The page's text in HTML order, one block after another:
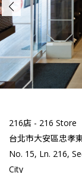
216店 - 216 Store
台北市大安區忠孝
No. 15, Ln. 216,
City